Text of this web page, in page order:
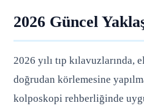
2026 Güncel
2026 yılı tıp
doğrudan körlemesine
kolposkopi rehberliğinde